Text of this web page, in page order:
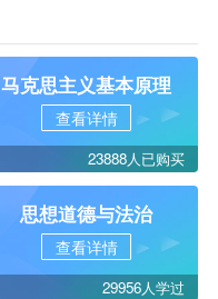
马克思主义基本原理
查看详情
23888人已购买
思想道德与法治
查看详情
29956人学过